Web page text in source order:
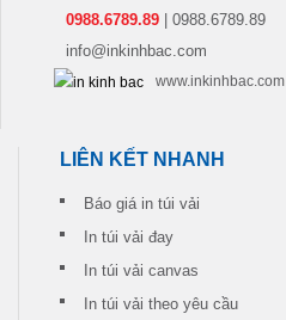
0988.6789.89 | 0988.6789.89
info@inkinhbac.com
www.inkinhbac.com
LIÊN KẾT NHANH
Báo giá in túi vải
In túi vải đay
In túi vải canvas
In túi vải theo yêu cầu